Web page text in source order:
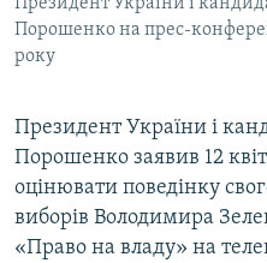
РУС
УКР
КТАТ
ДОЛУЧАЙСЯ!
Президент України і
Порошенко на прес-
року
Президент України і
Порошенко заявив 12
оцінювати поведінку
виборів Володимира
«Право на владу» на